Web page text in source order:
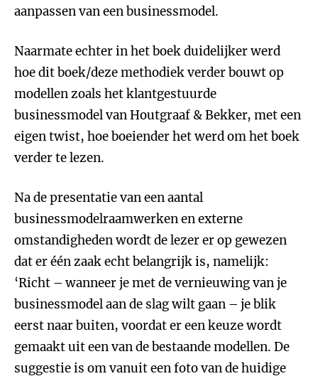
aanpassen van een businessmodel.
Naarmate echter in het boek duidelijker werd
hoe dit boek/deze methodiek verder bouwt op
modellen zoals het klantgestuurde
businessmodel van Houtgraaf & Bekker, met een
eigen twist, hoe boeiender het werd om het boek
verder te lezen.
Na de presentatie van een aantal
businessmodelraamwerken en externe
omstandigheden wordt de lezer er op gewezen
dat er één zaak echt belangrijk is, namelijk:
‘Richt – wanneer je met de vernieuwing van je
businessmodel aan de slag wilt gaan – je blik
eerst naar buiten, voordat er een keuze wordt
gemaakt uit een van de bestaande modellen. De
suggestie is om vanuit een foto van de huidige